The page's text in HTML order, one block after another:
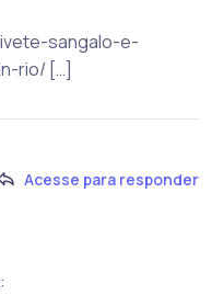
sangalo-e-
rio/ […]
Acesse para responder